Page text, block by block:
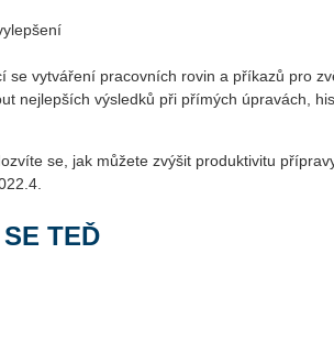
se vy­tvá­ře­ní pra­cov­ních rovin a pří­ka­zů pro
nej­lep­ších vý­sled­ků při přímých úpra­vách,
se, jak mů­že­te zvý­šit pro­duk­ti­vi­tu
TEĎ